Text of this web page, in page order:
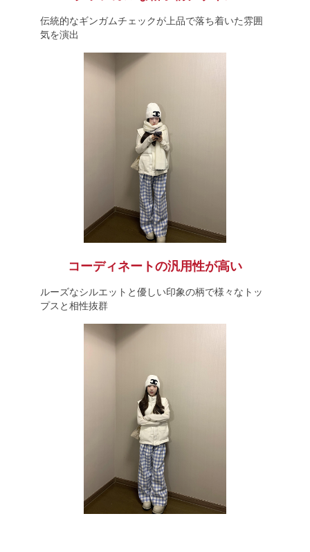
伝統的なギンガムチェックが上品で落ち着いた雰囲
気を演出
コーディネートの汎用性が高い
ルーズなシルエットと優しい印象の柄で様々なトッ
プスと相性抜群